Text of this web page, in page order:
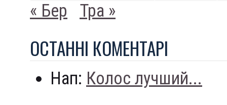
« Бер Тра »
ОСТАННI КОМЕНТАРI
Нап: Колос лучший...